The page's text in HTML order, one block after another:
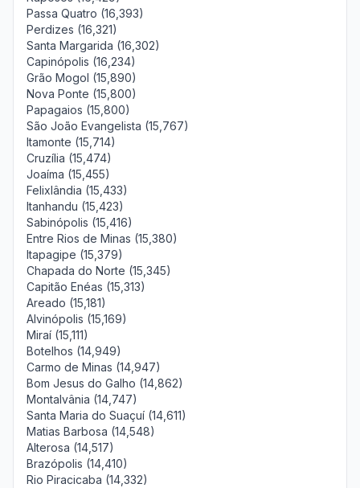
Passa Quatro (16,393)
Perdizes (16,321)
Santa Margarida (16,302)
Capinópolis (16,234)
Grão Mogol (15,890)
Nova Ponte (15,800)
Papagaios (15,800)
São João Evangelista (15,767)
Itamonte (15,714)
Cruzília (15,474)
Joaíma (15,455)
Felixlândia (15,433)
Itanhandu (15,423)
Sabinópolis (15,416)
Entre Rios de Minas (15,380)
Itapagipe (15,379)
Chapada do Norte (15,345)
Capitão Enéas (15,313)
Areado (15,181)
Alvinópolis (15,169)
Miraí (15,111)
Botelhos (14,949)
Carmo de Minas (14,947)
Bom Jesus do Galho (14,862)
Montalvânia (14,747)
Santa Maria do Suaçuí (14,611)
Matias Barbosa (14,548)
Alterosa (14,517)
Brazópolis (14,410)
Rio Piracicaba (14,332)